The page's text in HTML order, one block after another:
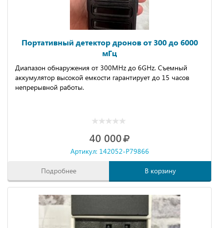
Портативный детектор дронов от 300 до 6000
мГц
Диапазон обнаружения от 300МНz до 6GНz. Съемный
аккумулятор высокой емкости гарантирует до 15 часов
непрерывной работы.
40 000
Артикул: 142052-P79866
Подробнее В корзину